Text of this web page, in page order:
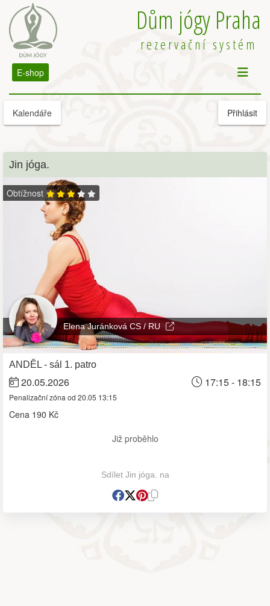
Dům jógy Praha
rezervační systém
E-shop
Kalendáře Přihlásit
Jin jóga.
Obtížnost
Elena Juránková CS / RU
ANDĚL - sál 1. patro
20.05.2026 17:15 - 18:15
Penalizační zóna od 20.05 13:15
Cena 190 Kč
Již proběhlo
Sdílet Jin jóga. na